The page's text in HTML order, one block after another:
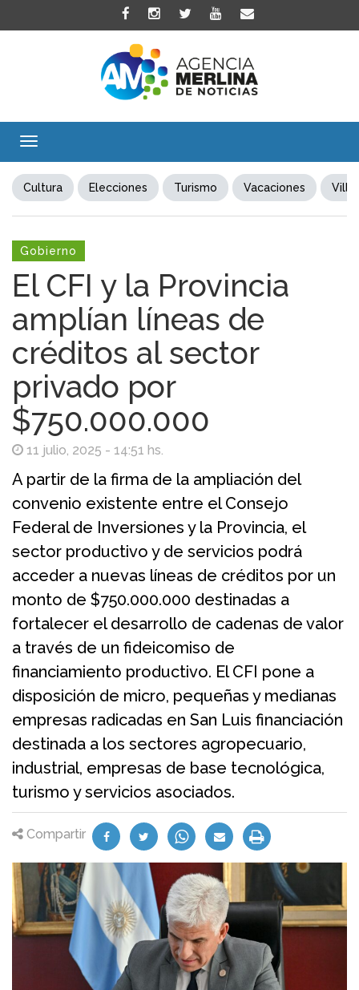
Toggle
Cultura Elecciones Turismo Vacaciones Villa
Gobierno
El CFI y la Provincia
amplían líneas de
créditos al sector
privado por
$750.000.000
11 julio, 2025 - 14:51 hs.
A partir de la firma de la ampliación del
convenio existente entre el Consejo
Federal de Inversiones y la Provincia, el
sector productivo y de servicios podrá
acceder a nuevas líneas de créditos por un
monto de $750.000.000 destinadas a
fortalecer el desarrollo de cadenas de valor
a través de un fideicomiso de
financiamiento productivo. El CFI pone a
disposición de micro, pequeñas y medianas
empresas radicadas en San Luis financiación
destinada a los sectores agropecuario,
industrial, empresas de base tecnológica,
turismo y servicios asociados.
Compartir